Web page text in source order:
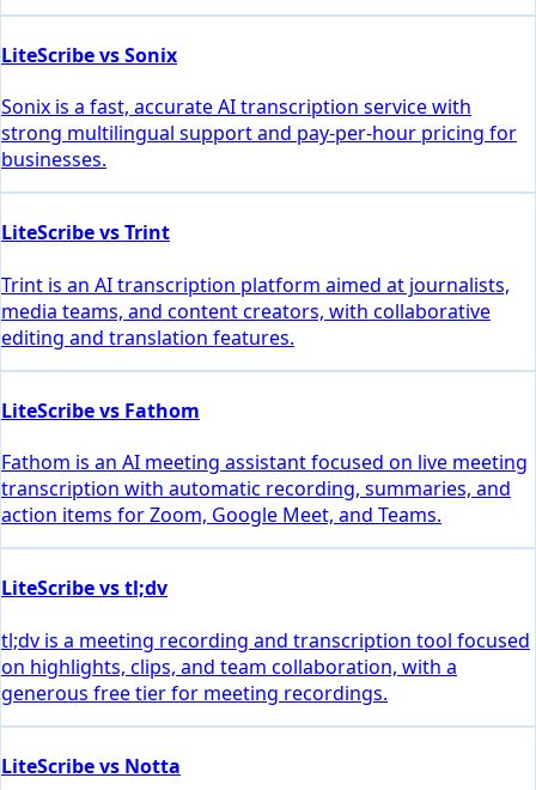
LiteScribe vs Sonix
Sonix is a fast, accurate AI transcription service with
strong multilingual support and pay-per-hour pricing for
businesses.
LiteScribe vs Trint
Trint is an AI transcription platform aimed at journalists,
media teams, and content creators, with collaborative
editing and translation features.
LiteScribe vs Fathom
Fathom is an AI meeting assistant focused on live meeting
transcription with automatic recording, summaries, and
action items for Zoom, Google Meet, and Teams.
LiteScribe vs tl;dv
tl;dv is a meeting recording and transcription tool focused
on highlights, clips, and team collaboration, with a
generous free tier for meeting recordings.
LiteScribe vs Notta